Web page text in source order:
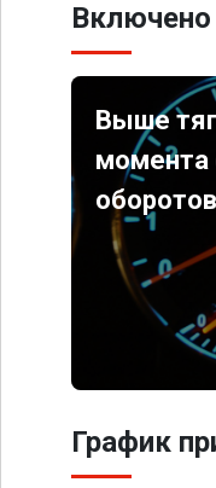
Выше
момента
График